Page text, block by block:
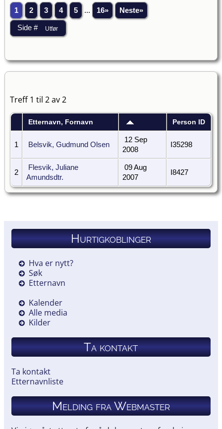
1 2 3 4 5 ... 16» Neste»
Treff 1 til 2 av 2
Etternavn, Fornavn Person ID
1 Belsvik, Gudmund Olsen
12 Sep
2008
I35298
2
Flesvik, Juliane
Amundsdtr.
09 Aug
2007
I8427
Hurtigkoblinger
Hva er nytt?
Søk
Etternavn
Kalender
Alle media
Kilder
Ta kontakt
Ta kontakt
Etternavnliste
Melding fra Webmaster